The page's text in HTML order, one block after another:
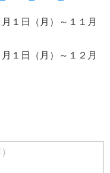
１日（月）～１１月
１日（月）～１２月